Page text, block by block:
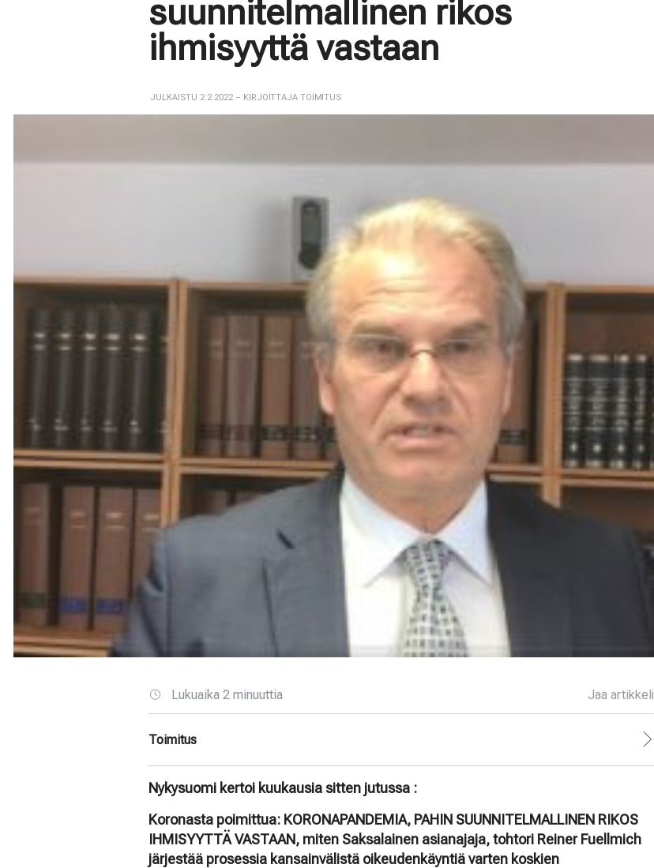
suunnitelmallinen rikos
ihmisyyttä vastaan
JULKAISTU 2.2.2022 – KIRJOITTAJA TOIMITUS
Lukuaika 2 minuuttia Jaa artikkeli
Toimitus
Nykysuomi kertoi kuukausia sitten jutussa :
Koronasta poimittua: KORONAPANDEMIA, PAHIN SUUNNITELMALLINEN RIKOS
IHMISYYTTÄ VASTAAN, miten Saksalainen asianajaja, tohtori Reiner Fuellmich
järjestää prosessia kansainvälistä oikeudenkäyntiä varten koskien